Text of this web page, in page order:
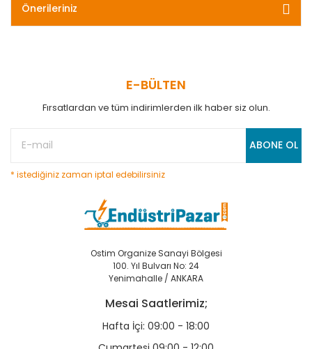
Önerileriniz
E-BÜLTEN
Fırsatlardan ve tüm indirimlerden ilk haber siz olun.
ABONE OL
* istediğiniz zaman iptal edebilirsiniz
Ostim Organize Sanayi Bölgesi
100. Yıl Bulvarı No: 24
Yenimahalle / ANKARA
Mesai Saatlerimiz;
Hafta İçi: 09:00 - 18:00